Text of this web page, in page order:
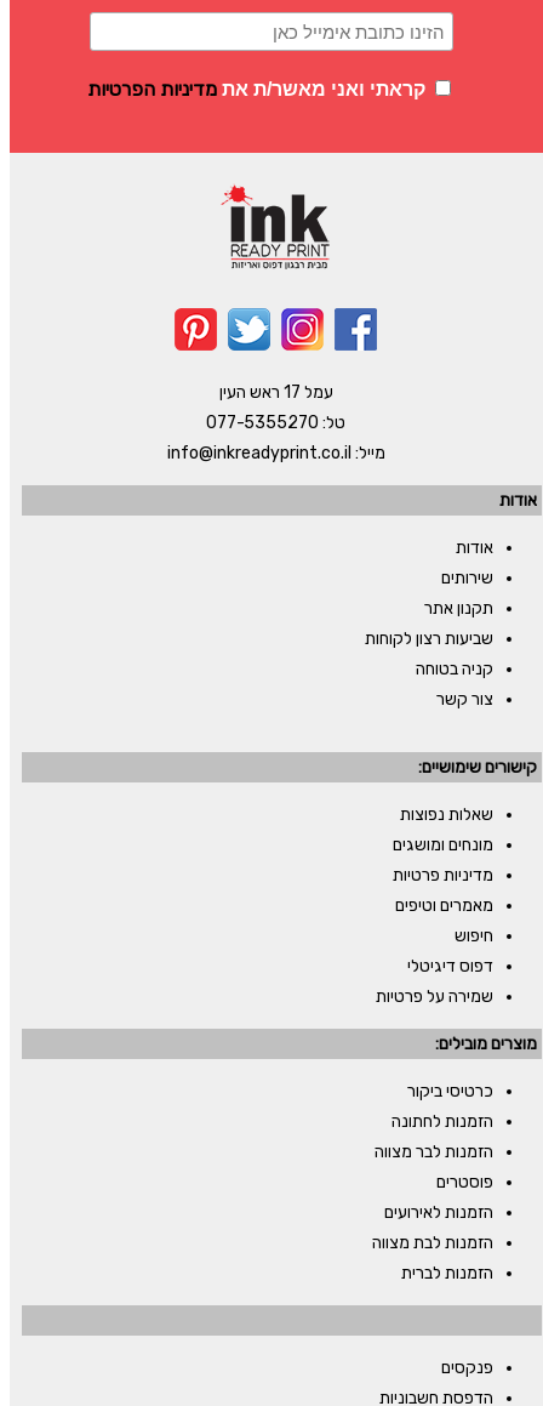
קראתי ואני מאשר/ת את מדיניות הפרטיות
עמל 17 ראש העין
טל: 077-5355270
מייל: info@inkreadyprint.co.il
אודות
אודות
שירותים
תקנון אתר
שביעות רצון לקוחות
קניה בטוחה
צור קשר
קישורים שימושיים:
שאלות נפוצות
מונחים ומושגים
מדיניות פרטיות
מאמרים וטיפים
חיפוש
דפוס דיגיטלי
שמירה על פרטיות
מוצרים מובילים:
כרטיסי ביקור
הזמנות לחתונה
הזמנות לבר מצווה
פוסטרים
הזמנות לאירועים
הזמנות לבת מצווה
הזמנות לברית
פנקסים
הדפסת חשבוניות